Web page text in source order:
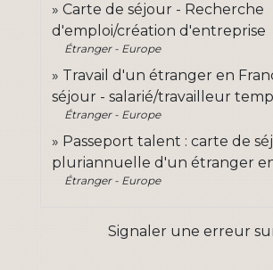
Carte de séjour - Recherche
d'emploi/création d'entreprise
Étranger - Europe
Travail d'un étranger en
séjour - salarié/travailleur
Étranger - Europe
Passeport talent : carte de
pluriannuelle d'un étranger
Étranger - Europe
Signaler une erreur